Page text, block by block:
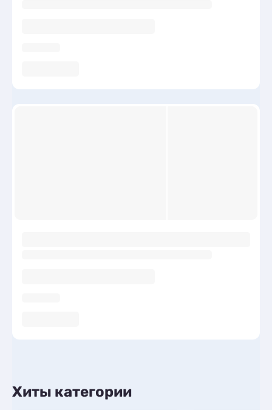
Хиты категории